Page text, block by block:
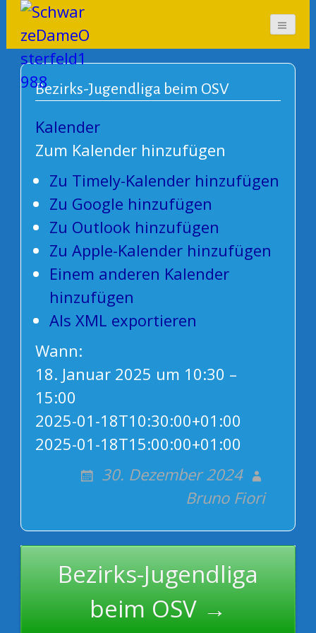
SchwarzeDameOsterf
eld1988
Bezirks-Jugendliga beim OSV
Kalender
Zum Kalender hinzufügen
Zu Timely-Kalender hinzufügen
Zu Google hinzufügen
Zu Outlook hinzufügen
Zu Apple-Kalender hinzufügen
Einem anderen Kalender
hinzufügen
Als XML exportieren
Wann:
18. Januar 2025 um 10:30 –
15:00
2025-01-18T10:30:00+01:00
2025-01-18T15:00:00+01:00
30. Dezember 2024
Bruno Fiori
navigation
Bezirks-Jugendliga
beim OSV →